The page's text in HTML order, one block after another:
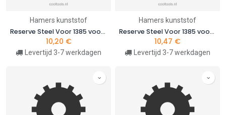
Hamers kunststof
Reserve Steel Voor 1385 voor 1385MR 600
10,20 €
Levertijd 3-7 werkdagen
Hamers kunststof
Reserve Steel Voor 1385 voor 1385MR 800
10,47 €
Levertijd 3-7 werkdagen